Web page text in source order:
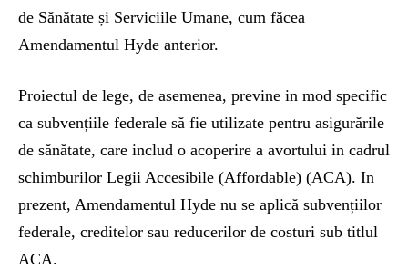
de Sănătate și Serviciile Umane, cum făcea
Amendamentul Hyde anterior.
Proiectul de lege, de asemenea, previne in mod specific
ca subvențiile federale să fie utilizate pentru asigurările
de sănătate, care includ o acoperire a avortului in cadrul
schimburilor Legii Accesibile (Affordable) (ACA). In
prezent, Amendamentul Hyde nu se aplică subvențiilor
federale, creditelor sau reducerilor de costuri sub titlul
ACA.